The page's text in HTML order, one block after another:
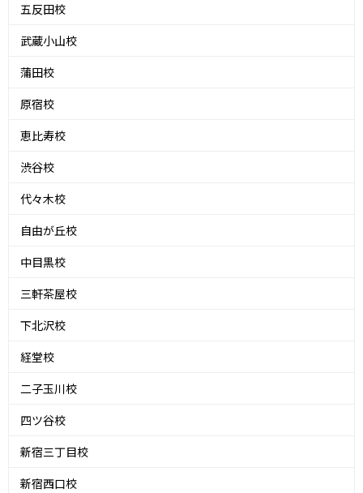
五反田校
武蔵小山校
蒲田校
原宿校
恵比寿校
渋谷校
代々木校
自由が丘校
中目黒校
三軒茶屋校
下北沢校
経堂校
二子玉川校
四ツ谷校
新宿三丁目校
新宿西口校